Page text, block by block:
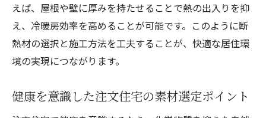
えば、屋根や壁に厚みを持たせることで熱の出入りを抑
え、冷暖房効率を高めることが可能です。このように断
熱材の選択と施工方法を工夫することが、快適な居住環
境の実現につながります。
健康を意識した注文住宅の素材選定ポイント